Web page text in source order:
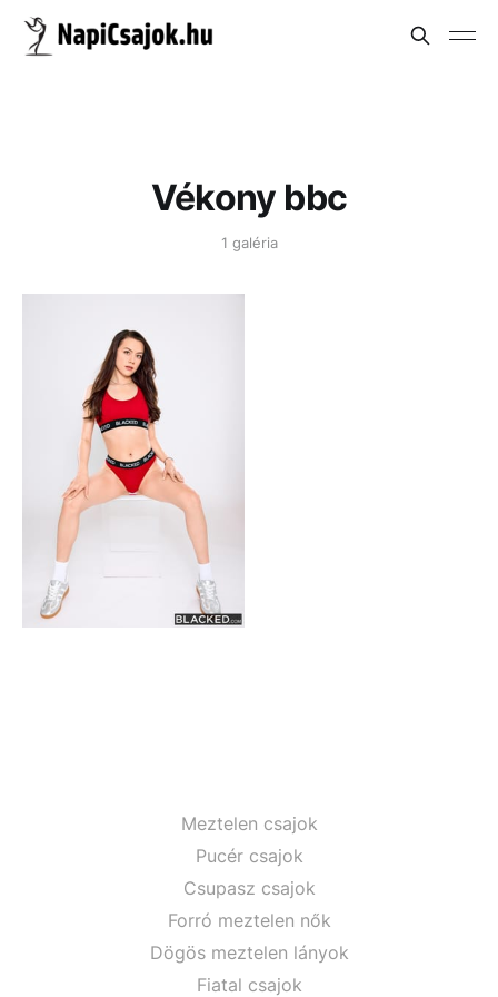
Vékony bbc
1 galéria
Meztelen csajok
Pucér csajok
Csupasz csajok
Forró meztelen nők
Dögös meztelen lányok
Fiatal csajok